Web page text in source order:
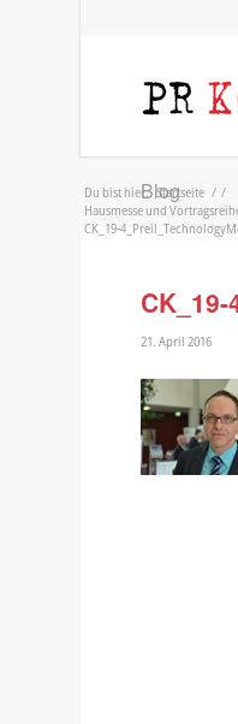
Blog
Du bist hier: Startseite / /
Hausmesse und
CK_19-
21. April 2016